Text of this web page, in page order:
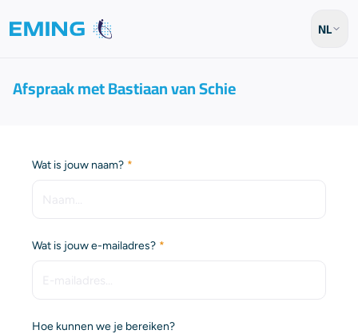
NL
Afspraak met Bastiaan van Schie
Wat is jouw naam?(Vereist)
Wat is jouw e-mailadres?(Vereist)
Hoe kunnen we je bereiken?